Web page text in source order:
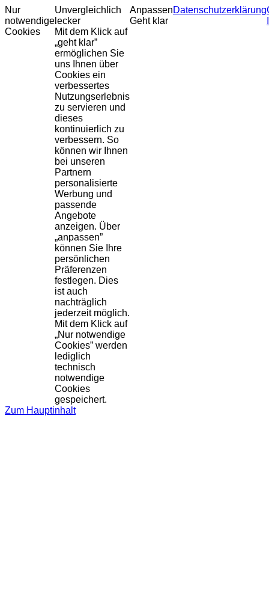
Nur
notwendige
Cookies
Unvergleichlich
lecker
Mit dem Klick auf
„geht klar”
ermöglichen Sie
uns Ihnen über
Cookies ein
verbessertes
Nutzungserlebnis
zu servieren und
dieses
kontinuierlich zu
verbessern. So
können wir Ihnen
bei unseren
Partnern
personalisierte
Werbung und
passende
Angebote
anzeigen. Über
„anpassen”
können Sie Ihre
persönlichen
Präferenzen
festlegen. Dies
ist auch
nachträglich
jederzeit möglich.
Mit dem Klick auf
„Nur notwendige
Cookies” werden
lediglich
technisch
notwendige
Cookies
gespeichert.
Anpassen
Geht klar
Datenschutzerklärung
Zum Hauptinhalt